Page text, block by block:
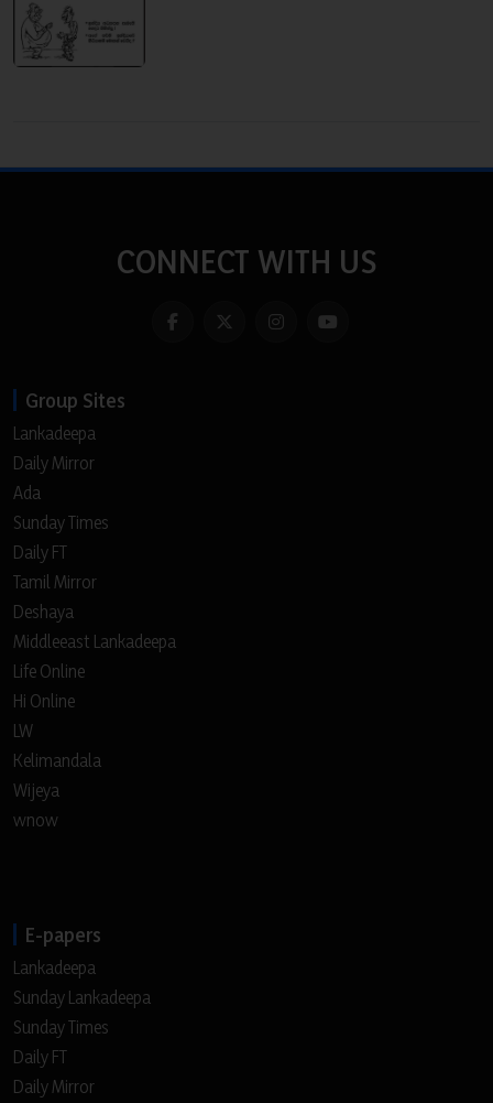
CONNECT WITH US
Group Sites
Lankadeepa
Daily Mirror
Ada
Sunday Times
Daily FT
Tamil Mirror
Deshaya
Middleeast Lankadeepa
Life Online
Hi Online
LW
Kelimandala
Wijeya
wnow
E-papers
Lankadeepa
Sunday Lankadeepa
Sunday Times
Daily FT
Daily Mirror